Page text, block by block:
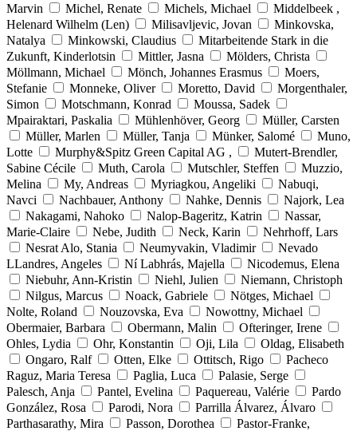
Marvin
Michel, Renate Michels, Michael
Middelbeek ,
Helenard Wilhelm (Len)
Milisavljevic, Jovan
Minkovska,
Natalya
Minkowski, Claudius
Mitarbeitende Stark in die
Zukunft, Kinderlotsin
Mittler, Jasna
Mölders, Christa
Möllmann, Michael
Mönch, Johannes Erasmus
Moers,
Stefanie
Monneke, Oliver Moretto, David
Morgenthaler,
Simon
Motschmann, Konrad
Moussa, Sadek
Mpairaktari, Paskalia
Mühlenhöver, Georg
Müller, Carsten
Müller, Marlen
Müller, Tanja Münker, Salomé
Muno,
Lotte
Murphy&Spitz Green Capital AG ,
Mutert-Brendler,
Sabine Cécile
Muth, Carola Mutschler, Steffen
Muzzio,
Melina
My, Andreas Myriagkou, Angeliki
Nabuqi,
Navci
Nachbauer, Anthony Nahke, Dennis
Najork, Lea
Nakagami, Nahoko
Nalop-Bageritz, Katrin
Nassar,
Marie-Claire
Nebe, Judith Neck, Karin
Nehrhoff, Lars
Nesrat Alo, Stania
Neumyvakin, Vladimir
Nevado
LLandres, Angeles
Ní Labhrás, Majella
Nicodemus, Elena
Niebuhr, Ann-Kristin
Niehl, Julien
Niemann, Christoph
Nilgus, Marcus
Noack, Gabriele
Nötges, Michael
Nolte, Roland
Nouzovska, Eva
Nowottny, Michael
Obermaier, Barbara
Obermann, Malin
Ofteringer, Irene
Ohles, Lydia
Ohr, Konstantin Oji, Lila
Oldag, Elisabeth
Ongaro, Ralf
Otten, Elke Ottitsch, Rigo
Pacheco
Raguz, Maria Teresa
Paglia, Luca
Palasie, Serge
Palesch, Anja
Pantel, Evelina Paquereau, Valérie
Pardo
González, Rosa
Parodi, Nora
Parrilla Álvarez, Álvaro
Parthasarathy, Mira
Passon, Dorothea
Pastor-Franke,